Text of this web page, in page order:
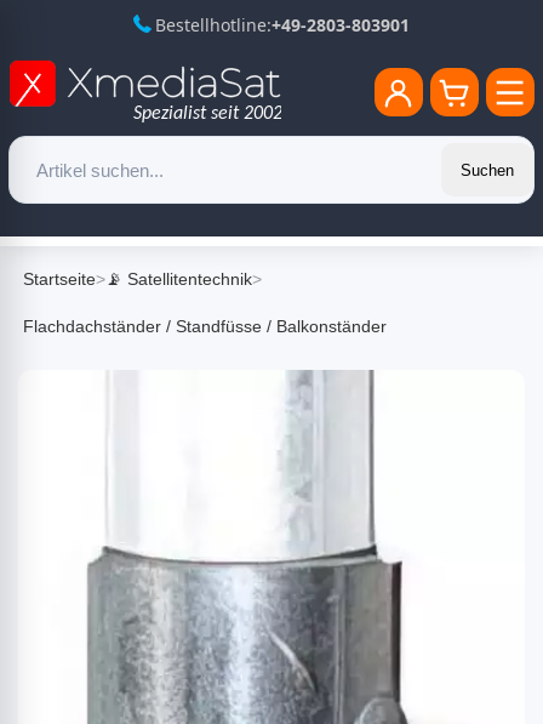
Bestellhotline:+49-2803-803901
Suchen
Startseite>📡 Satellitentechnik>
Flachdachständer / Standfüsse / Balkonständer